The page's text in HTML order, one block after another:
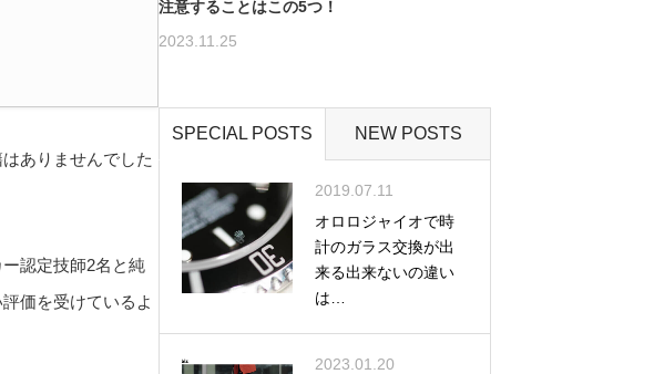
ありませんでした
認定技師2名と純
価を受けているよ
注意することはこの5つ！
2023.11.25
SPECIAL POSTS NEW POSTS
2019.07.11
オロロジャイオで時
計のガラス交換が出
来る出来ないの違い
は…
2023.01.20